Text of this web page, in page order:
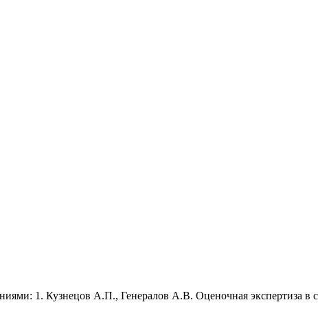
1. Кузнецов А.П., Генералов А.В. Оценочная экспертиза в